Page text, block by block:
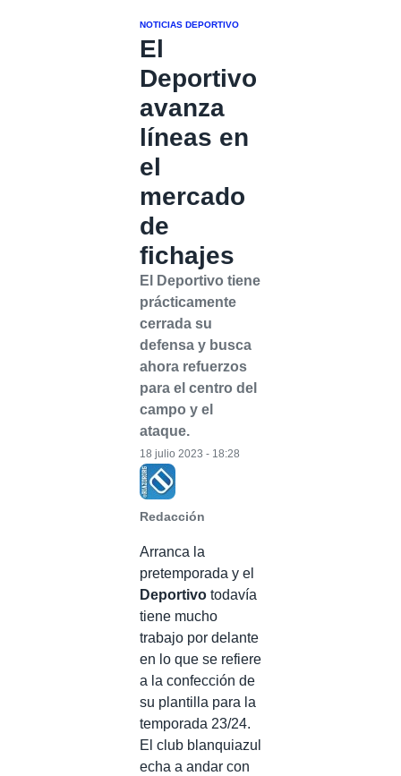
NOTICIAS DEPORTIVO
El
Deportivo
avanza
líneas en
el
mercado
de
fichajes
El Deportivo tiene
prácticamente
cerrada su
defensa y busca
ahora refuerzos
para el centro del
campo y el
ataque.
Redacción
18 julio 2023 - 18:28
Arranca la
pretemporada y el
Deportivo todavía
tiene mucho
trabajo por delante
en lo que se refiere
a la confección de
su plantilla para la
temporada 23/24.
El club blanquiazul
echa a andar con